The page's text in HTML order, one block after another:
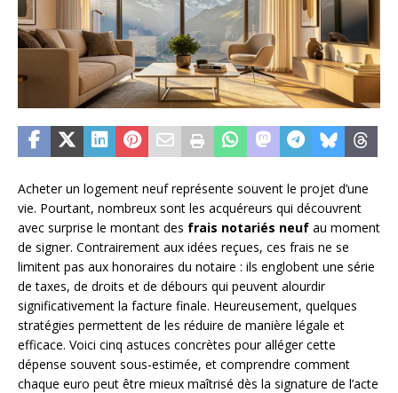
Acheter un logement neuf représente souvent le projet d’une
vie. Pourtant, nombreux sont les acquéreurs qui découvrent
avec surprise le montant des frais notariés neuf au moment
de signer. Contrairement aux idées reçues, ces frais ne se
limitent pas aux honoraires du notaire : ils englobent une série
de taxes, de droits et de débours qui peuvent alourdir
significativement la facture finale. Heureusement, quelques
stratégies permettent de les réduire de manière légale et
efficace. Voici cinq astuces concrètes pour alléger cette
dépense souvent sous-estimée, et comprendre comment
chaque euro peut être mieux maîtrisé dès la signature de l’acte